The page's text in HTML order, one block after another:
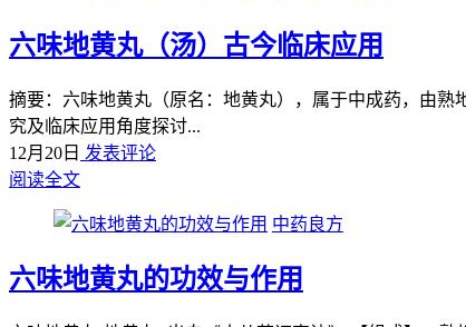
六味地黄丸（汤）古今临床应用
摘要：六味地黄丸（原名：地黄丸），属于中成药，由熟
究及临床应用角度探讨...
12月20日 发表评论
阅读全文
中药良方
六味地黄丸的功效与作用